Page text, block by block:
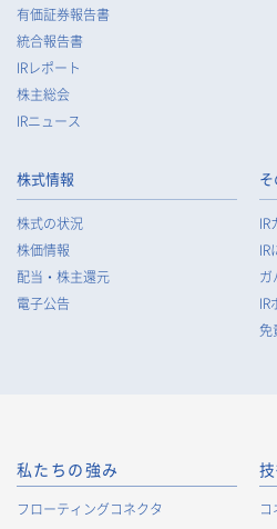
有価証券報告書
統合報告書
IRレポート
株主総会
IRニュース
株式情報
株式の状況
株価情報
配当・株主還元
電子公告
そ
IR
IR
ガ
IR
免
私たちの強み
フローティングコネクタ